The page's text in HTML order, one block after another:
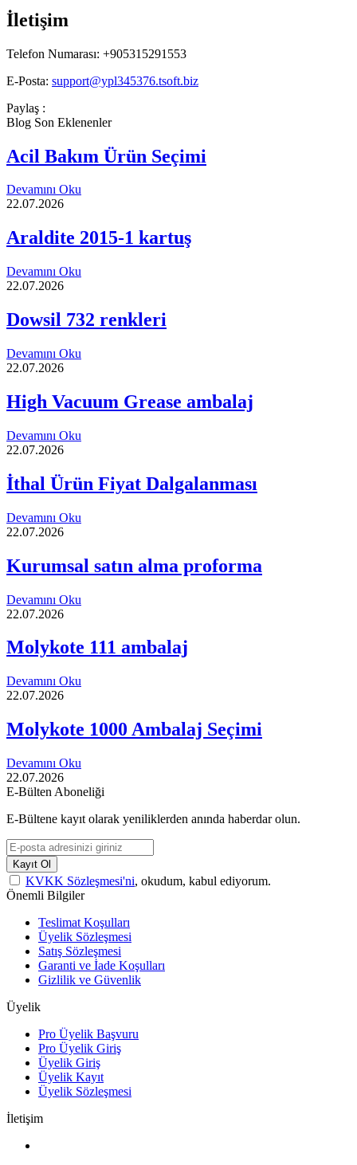
İletişim
Telefon Numarası: +905315291553
E-Posta: support@ypl345376.tsoft.biz
Paylaş :
Blog Son Eklenenler
Acil Bakım Ürün Seçimi
Devamını Oku
22.07.2026
Araldite 2015-1 kartuş
Devamını Oku
22.07.2026
Dowsil 732 renkleri
Devamını Oku
22.07.2026
High Vacuum Grease ambalaj
Devamını Oku
22.07.2026
İthal Ürün Fiyat Dalgalanması
Devamını Oku
22.07.2026
Kurumsal satın alma proforma
Devamını Oku
22.07.2026
Molykote 111 ambalaj
Devamını Oku
22.07.2026
Molykote 1000 Ambalaj Seçimi
Devamını Oku
22.07.2026
E-Bülten Aboneliği
E-Bültene kayıt olarak yeniliklerden anında haberdar olun.
Kayıt Ol
KVKK Sözleşmesi'ni, okudum, kabul ediyorum.
Önemli Bilgiler
Teslimat Koşulları
Üyelik Sözleşmesi
Satış Sözleşmesi
Garanti ve İade Koşulları
Gizlilik ve Güvenlik
Üyelik
Pro Üyelik Başvuru
Pro Üyelik Giriş
Üyelik Giriş
Üyelik Kayıt
Üyelik Sözleşmesi
İletişim